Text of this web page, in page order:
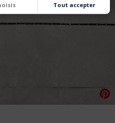
Tout accepter